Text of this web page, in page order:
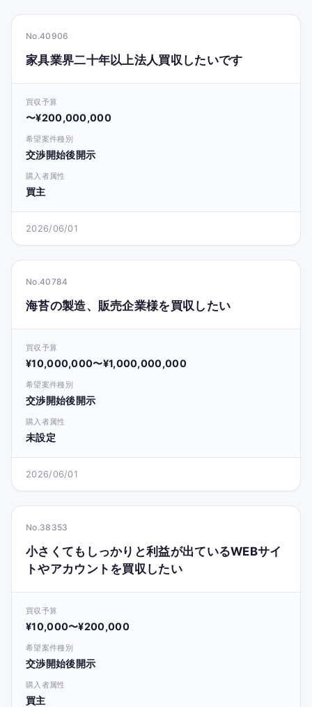
No.40906
家具業界二十年以上法人買収したいです
買収予算
〜¥200,000,000
希望案件種別
交渉開始後開示
購入者属性
買主
2026/06/01
No.40784
海苔の製造、販売企業様を買収したい
買収予算
¥10,000,000〜¥1,000,000,000
希望案件種別
交渉開始後開示
購入者属性
未設定
2026/06/01
No.38353
小さくてもしっかりと利益が出ているWEBサイ
トやアカウントを買収したい
買収予算
¥10,000〜¥200,000
希望案件種別
交渉開始後開示
購入者属性
買主